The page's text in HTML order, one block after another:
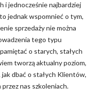
i jednocześnie najbardziej
jednak wspomnieć o tym,
sprzedaży nie można
tego typu
o starych, stałych
tworzą aktualny poziom,
dbać o stałych Klientów,
nas szkoleniach.